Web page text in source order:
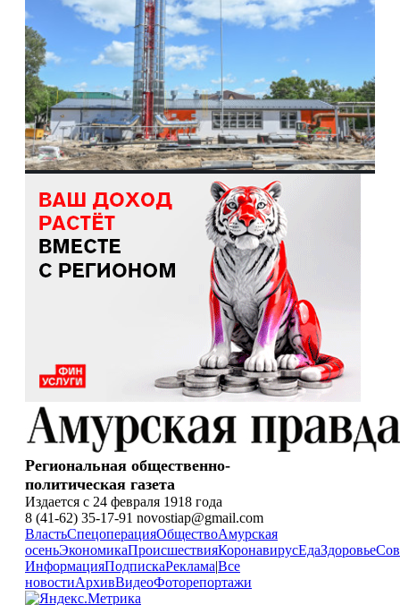
Региональная общественно-
политическая газета
Издается с 24 февраля 1918 года
8 (41-62) 35-17-91 novostiap@gmail.com
ВластьСпецоперацияОбществоАмурская
осеньЭкономикаПроисшествияКоронавирусЕдаЗдоровье
ИнформацияПодпискаРеклама|Все
новостиАрхивВидеоФоторепортажи